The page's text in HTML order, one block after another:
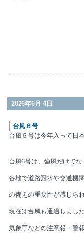
2026年6月 4日
台風６号
台風６号は今年入って日
台風6号は、強風だけで
各地で道路冠水や交通機
の備えの重要性が感じられ
現在は台風も通過しまし
気象庁などの注意報・警